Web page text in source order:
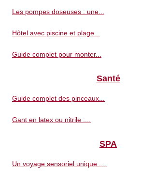
Les pompes doseuses : une...
Hôtel avec piscine et plage...
Guide complet pour monter...
Santé
Guide complet des pinceaux...
Gant en latex ou nitrile :...
SPA
Un voyage sensoriel unique :...